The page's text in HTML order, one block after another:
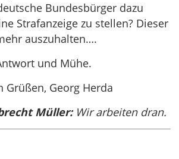
Bundesbürger dazu
Strafanzeige zu stellen? Dieser
auszuhalten….
und Mühe.
Georg Herda
Müller:Wir arbeiten dran.